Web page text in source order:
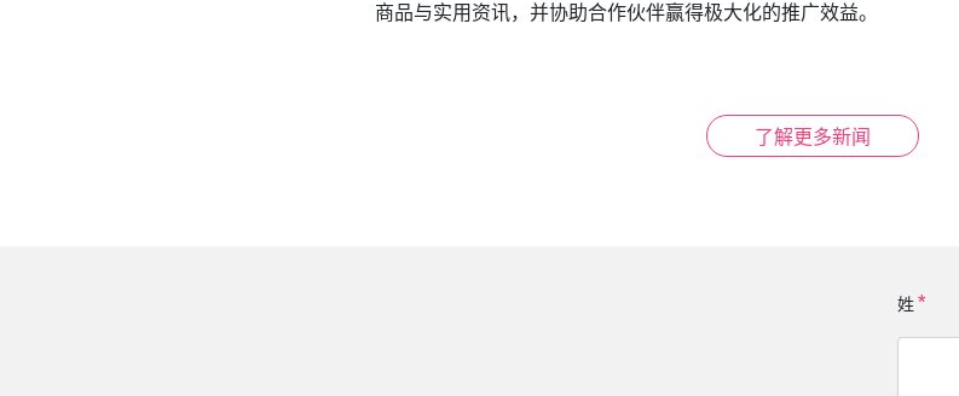
商品与实用资讯，并协助合作伙伴赢得极大化的推广效益。
了解更多新闻
姓